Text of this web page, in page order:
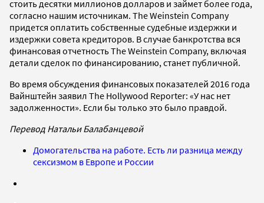
стоить десятки миллионов долларов и займет более года,
согласно нашим источникам. The Weinstein Company
придется оплатить собственные судебные издержки и
издержки совета кредиторов. В случае банкротства вся
финансовая отчетность The Weinstein Company, включая
детали сделок по финансированию, станет публичной.
Во время обсуждения финансовых показателей 2016 года
Вайнштейн заявил The Hollywood Reporter: «У нас нет
задолженности». Если бы только это было правдой.
Перевод Натальи Балабанцевой
Домогательства на работе. Есть ли разница между
сексизмом в Европе и России​​​​​​​